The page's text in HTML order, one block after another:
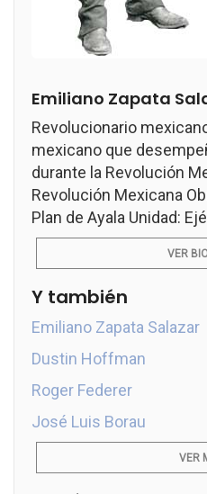
Emiliano Zapata
Revolucionario
mexicano que
durante la Revolución
Revolución Mexicana
Plan de Ayala Unidad:
VER
Y también
Emiliano Zapata Salazar
Dustin Hoffman
Roger Federer
José Luis Borau
VER